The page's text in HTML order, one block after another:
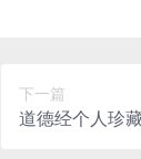
下一篇
道德经个人珍